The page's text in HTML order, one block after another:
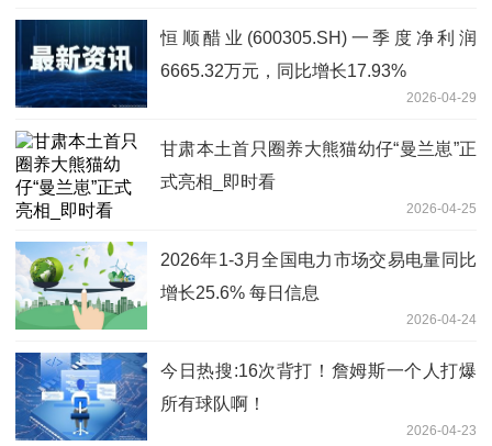
恒顺醋业(600305.SH)一季度净利润
6665.32万元，同比增长17.93%
2026-04-29
甘肃本土首只圈养大熊猫幼仔“曼兰崽”正
式亮相_即时看
2026-04-25
2026年1-3月全国电力市场交易电量同比
增长25.6% 每日信息
2026-04-24
今日热搜:16次背打！詹姆斯一个人打爆
所有球队啊！
2026-04-23